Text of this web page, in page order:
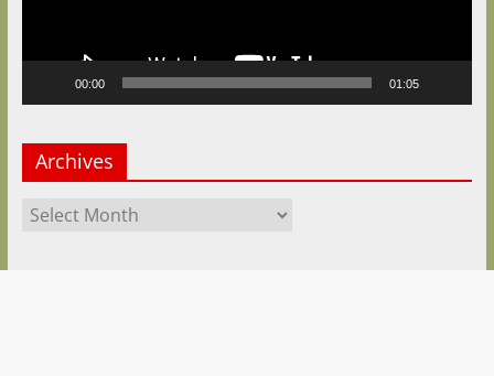
00:00 01:05
Archives
Archives